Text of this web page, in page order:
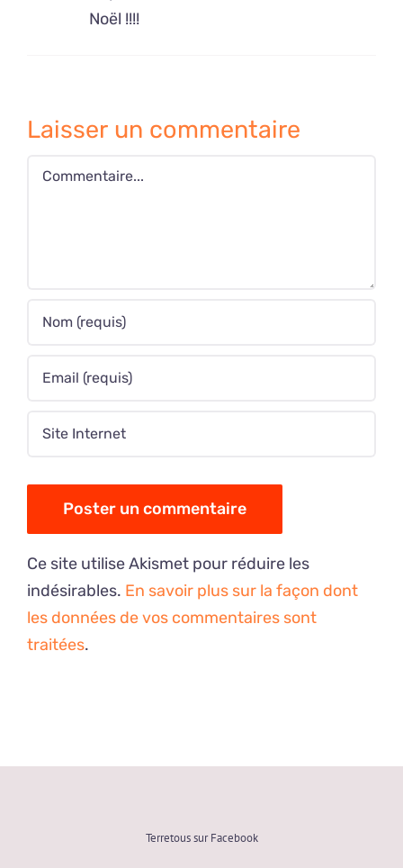
Noël !!!!
Laisser un commentaire
Commentaire
Ce site utilise Akismet pour réduire les
indésirables. En savoir plus sur la façon dont
les données de vos commentaires sont
traitées.
Terretous sur Facebook